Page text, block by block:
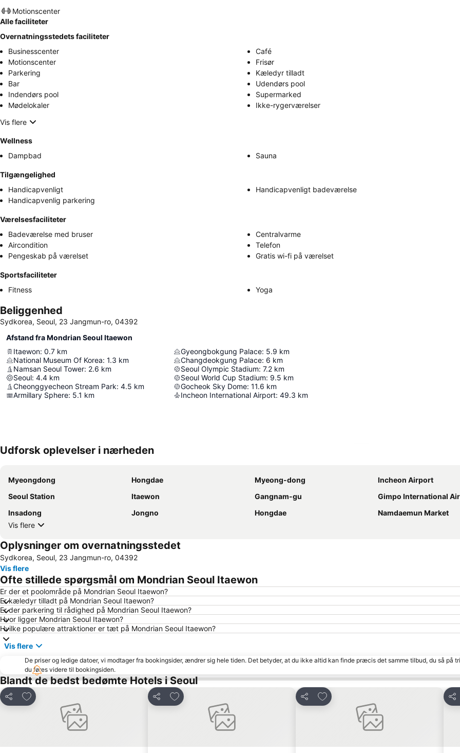
Motionscenter
Alle faciliteter
Overnatningsstedets faciliteter
Businesscenter
Café
Motionscenter
Frisør
Parkering
Kæledyr tilladt
Bar
Udendørs pool
Indendørs pool
Supermarked
Mødelokaler
Ikke-rygerværelser
Vis flere
Wellness
Dampbad
Sauna
Tilgængelighed
Handicapvenligt
Handicapvenligt badeværelse
Handicapvenlig parkering
Værelsesfaciliteter
Badeværelse med bruser
Centralvarme
Aircondition
Telefon
Pengeskab på værelset
Gratis wi-fi på værelset
Sportsfaciliteter
Fitness
Yoga
Beliggenhed
Sydkorea, Seoul, 23 Jangmun-ro, 04392
Afstand fra Mondrian Seoul Itaewon
Itaewon: 0.7 km
National Museum Of Korea: 1.3 km
Namsan Seoul Tower: 2.6 km
Seoul: 4.4 km
Cheonggyecheon Stream Park: 4.5 km
Armillary Sphere: 5.1 km
Gyeongbokgung Palace: 5.9 km
Changdeokgung Palace: 6 km
Seoul Olympic Stadium: 7.2 km
Seoul World Cup Stadium: 9.5 km
Gocheok Sky Dome: 11.6 km
Incheon International Airport: 49.3 km
Udforsk oplevelser i nærheden
Myeongdong Hongdae Myeong-dong
Incheon Airport
Seoul Station
Itaewon Gangnam-gu
Gimpo International
Insadong
Jongno Hongdae
Namdaemun Market
Vis flere
Oplysninger om overnatningsstedet
Sydkorea, Seoul, 23 Jangmun-ro, 04392
Vis flere
Ofte stillede spørgsmål om Mondrian Seoul Itaewon
Er der et poolområde på Mondrian Seoul Itaewon?
Er kæledyr tilladt på Mondrian Seoul Itaewon?
Er der parkering til rådighed på Mondrian Seoul Itaewon?
Hvor ligger Mondrian Seoul Itaewon?
Hvilke populære attraktioner er tæt på Mondrian Seoul Itaewon?
Vis flere
De priser og ledige datoer, vi modtager fra bookingsider, ændrer sig hele tiden. Det betyder, at du ikke altid kan finde præcis det samme tilbud, du så på
du føres videre til bookingsiden.
Blandt de bedst bedømte Hotels i Seoul
Del
Føj til favoritter
Del
Føj til favoritter
Del
Føj til favoritter
Del